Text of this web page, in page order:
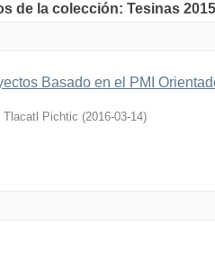
de la colección: Tesinas
Basado en el PMI
Tlacatl Pichtic (2016-03-14)